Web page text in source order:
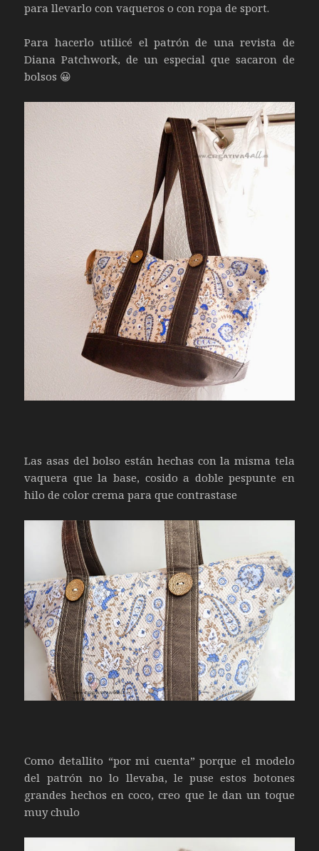
para llevarlo con vaqueros o con ropa de sport.
Para hacerlo utilicé el patrón de una revista de
Diana Patchwork, de un especial que sacaron de
bolsos 😀
Las asas del bolso están hechas con la misma tela
vaquera que la base, cosido a doble pespunte en
hilo de color crema para que contrastase
Como detallito “por mi cuenta” porque el modelo
del patrón no lo llevaba, le puse estos botones
grandes hechos en coco, creo que le dan un toque
muy chulo